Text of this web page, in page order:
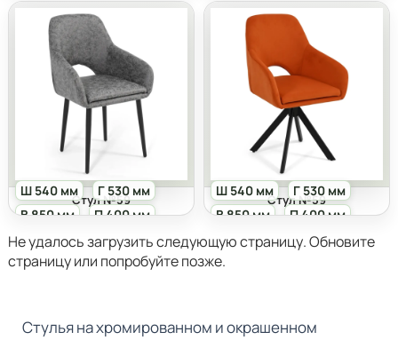
Ш 540 мм
Г 530 мм
В 850 мм
П 400 мм
Стул №59
Ш 540 мм
Г 530 мм
В 850 мм
П 400 мм
Стул №59
Не удалось загрузить следующую страницу. Обновите
страницу или попробуйте позже.
Стулья на хромированном и окрашенном